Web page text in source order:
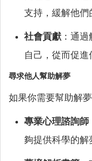
支持，緩解他們
社會貢獻 ：通
自己，從而促進
尋求他人幫助解夢
如果你需要幫助解
專業心理諮詢師
夠提供科學的解